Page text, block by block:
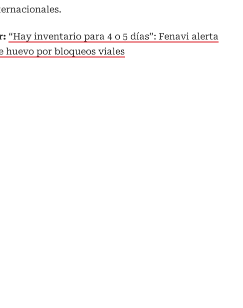
“Hay inventario para 4 o 5 días”: Fenavi alerta
huevo por bloqueos viales